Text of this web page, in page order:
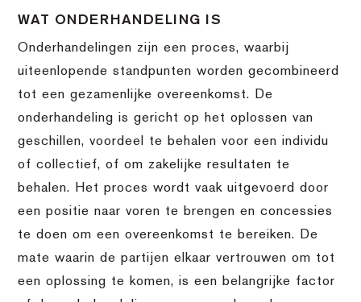
WAT ONDERHANDELING IS
Onderhandelingen zijn een proces, waarbij
uiteenlopende standpunten worden gecombineerd
tot een gezamenlijke overeenkomst. De
onderhandeling is gericht op het oplossen van
geschillen, voordeel te behalen voor een individu
of collectief, of om zakelijke resultaten te
behalen. Het proces wordt vaak uitgevoerd door
een positie naar voren te brengen en concessies
te doen om een overeenkomst te bereiken. De
mate waarin de partijen elkaar vertrouwen om tot
een oplossing te komen, is een belangrijke factor